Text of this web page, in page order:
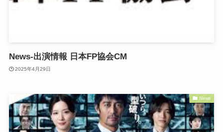
News-出演情報 日本FP協会CM
2025年4月29日
News